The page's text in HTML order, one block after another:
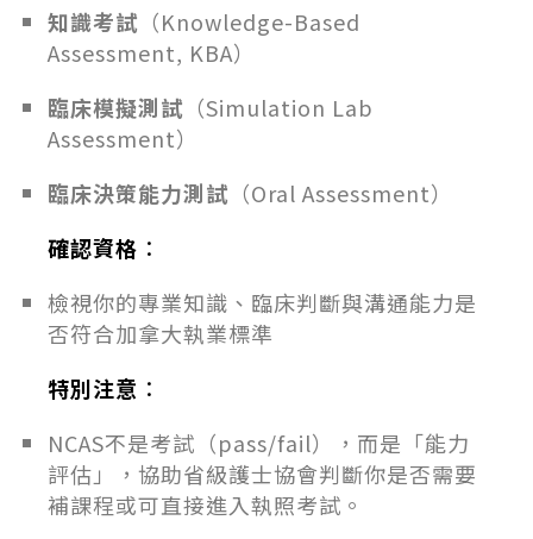
知識考試 （Knowledge-Based
Assessment, KBA）
臨床模擬測試 （Simulation Lab
Assessment）
臨床決策能力測試 （Oral Assessment）
確認資格 ：
檢視你的專業知識、臨床判斷與溝通能力是
否符合加拿大執業標準
特別注意 ：
NCAS不是考試（pass/fail），而是「能力
評估」，協助省級護士協會判斷你是否需要
補課程或可直接進入執照考試。